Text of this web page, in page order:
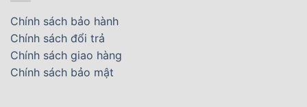
Chính sách bảo hành
Chính sách đổi trả
Chính sách giao hàng
Chính sách bảo mật